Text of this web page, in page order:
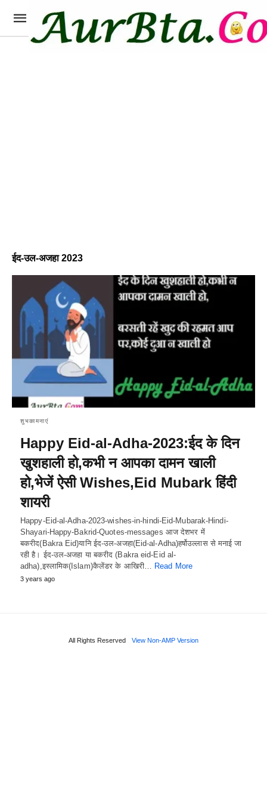
ईद-उल-अजहा 2023
शुभकामनाएं
Happy Eid-al-Adha-2023:ईद के दिन
खुशहाली हो,कभी न आपका दामन खाली
हो,भेजें ऐसी Wishes,Eid Mubark हिंदी
शायरी
Happy-Eid-al-Adha-2023-wishes-in-hindi-Eid-Mubarak-Hindi-
Shayari-Happy-Bakrid-Quotes-messages आज देशभर में
बकरीद(Bakra Eid)यानि ईद-उल-अजहा(Eid-al-Adha)हर्षोउल्लास से मनाई जा
रही है। ईद-उल-अजहा या बकरीद (Bakra eid-Eid al-
adha),इस्लामिक(Islam)कैलेंडर के आखिरी… Read More
3 years ago
All Rights Reserved View Non-AMP Version